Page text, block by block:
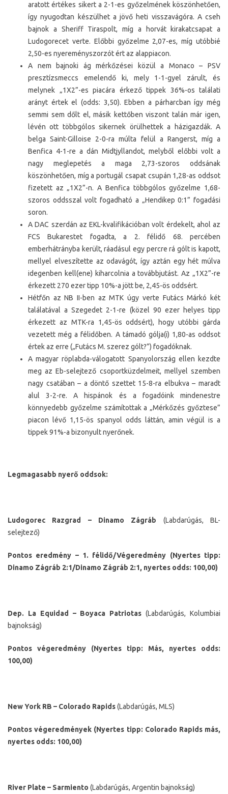
aratott értékes sikert a 2-1-es győzelmének köszönhetően,
így nyugodtan készülhet a jövő heti visszavágóra. A cseh
bajnok a Sheriff Tiraspolt, míg a horvát kirakatcsapat a
Ludogorecet verte. Előbbi győzelme 2,07-es, míg utóbbié
2,50-es nyereményszorzót ért az alappiacon.
A nem bajnoki ág mérkőzései közül a Monaco – PSV
presztízsmeccs emelendő ki, mely 1-1-gyel zárult, és
melynek „1X2”-es piacára érkező tippek 36%-os találati
arányt értek el (odds: 3,50). Ebben a párharcban így még
semmi sem dőlt el, másik kettőben viszont talán már igen,
lévén ott többgólos sikernek örülhettek a házigazdák. A
belga Saint-Gilloise 2-0-ra múlta felül a Rangerst, míg a
Benfica 4-1-re a dán Midtjyllandot, melyből előbbi volt a
nagy meglepetés a maga 2,73-szoros oddsának
köszönhetően, míg a portugál csapat csupán 1,28-as oddsot
fizetett az „1X2”-n. A Benfica többgólos győzelme 1,68-
szoros oddsszal volt fogadható a „Hendikep 0:1” fogadási
soron.
A DAC szerdán az EKL-kvalifikációban volt érdekelt, ahol az
FCS Bukarestet fogadta, a 2. félidő 68. percében
emberhátrányba került, ráadásul egy percre rá gólt is kapott,
mellyel elveszítette az odavágót, így aztán egy hét múlva
idegenben kell(ene) kiharcolnia a továbbjutást. Az „1X2”-re
érkezett 270 ezer tipp 10%-a jött be, 2,45-ös oddsért.
Hétfőn az NB II-ben az MTK úgy verte Futács Márkó két
találatával a Szegedet 2-1-re (közel 90 ezer helyes tipp
érkezett az MTK-ra 1,45-ös oddsért), hogy utóbbi gárda
vezetett még a félidőben. A támadó gólja(i) 1,80-as oddsot
értek az erre („Futács M. szerez gólt?”) fogadóknak.
A magyar röplabda-válogatott Spanyolország ellen kezdte
meg az Eb-selejtező csoportküzdelmeit, mellyel szemben
nagy csatában – a döntő szettet 15-8-ra elbukva – maradt
alul 3-2-re. A hispánok és a fogadóink mindenestre
könnyedebb győzelme számítottak a „Mérkőzés győztese”
piacon lévő 1,15-ös spanyol odds láttán, amin végül is a
tippek 91%-a bizonyult nyerőnek.
Legmagasabb nyerő oddsok:
Ludogorec Razgrad – Dinamo Zágráb (Labdarúgás, BL-
selejtező)
Pontos eredmény – 1. félidő/Végeredmény (Nyertes tipp:
Dinamo Zágráb 2:1/Dinamo Zágráb 2:1, nyertes odds: 100,00)
Dep. La Equidad – Boyaca Patriotas(Labdarúgás, Kolumbiai
bajnokság)
Pontos végeredmény (Nyertes tipp: Más, nyertes odds:
100,00)
New York RB – Colorado Rapids(Labdarúgás, MLS)
Pontos végeredmények (Nyertes tipp: Colorado Rapids más,
nyertes odds: 100,00)
River Plate – Sarmiento (Labdarúgás, Argentin bajnokság)